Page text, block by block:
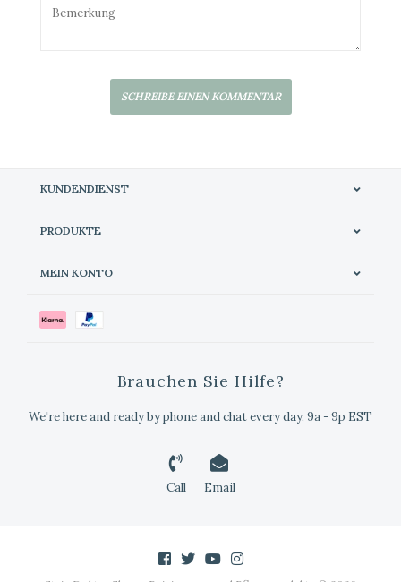
SCHREIBE EINEN KOMMENTAR
KUNDENDIENST
PRODUKTE
MEIN KONTO
Brauchen Sie Hilfe?
We're here and ready by phone and chat every day, 9a - 9p EST
Call Email